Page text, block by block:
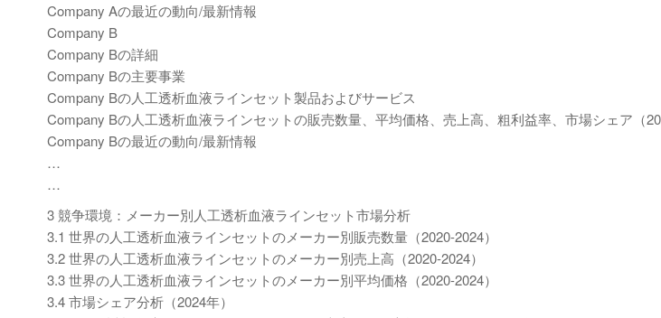
Company Aの最近の動向/最新情報
Company B
Company Bの詳細
Company Bの主要事業
Company Bの人工透析血液ラインセット製品およびサービス
Company Bの人工透析血液ラインセットの販売数量、平均価格、売上高、粗利益率、市場シェア（
Company Bの最近の動向/最新情報
…
…
3 競争環境：メーカー別人工透析血液ラインセット市場分析
3.1 世界の人工透析血液ラインセットのメーカー別販売数量（2020-2024）
3.2 世界の人工透析血液ラインセットのメーカー別売上高（2020-2024）
3.3 世界の人工透析血液ラインセットのメーカー別平均価格（2020-2024）
3.4 市場シェア分析（2024年）